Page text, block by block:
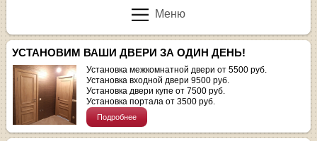
Меню
УСТАНОВИМ ВАШИ ДВЕРИ ЗА ОДИН ДЕНЬ!
Установка межкомнатной двери от 5500 руб.
Установка входной двери 9500 руб.
Установка двери купе от 7500 руб.
Установка портала от 3500 руб.
Подробнее